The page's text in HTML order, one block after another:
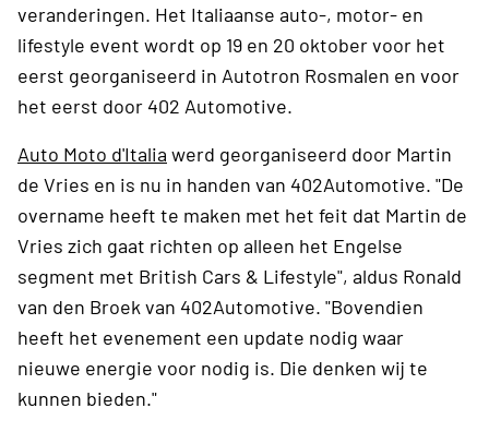
veranderingen. Het Italiaanse auto-, motor- en
lifestyle event wordt op 19 en 20 oktober voor het
eerst georganiseerd in Autotron Rosmalen en voor
het eerst door 402 Automotive.
Auto Moto d'Italia werd georganiseerd door Martin
de Vries en is nu in handen van 402Automotive. "De
overname heeft te maken met het feit dat Martin de
Vries zich gaat richten op alleen het Engelse
segment met British Cars & Lifestyle", aldus Ronald
van den Broek van 402Automotive. "Bovendien
heeft het evenement een update nodig waar
nieuwe energie voor nodig is. Die denken wij te
kunnen bieden."